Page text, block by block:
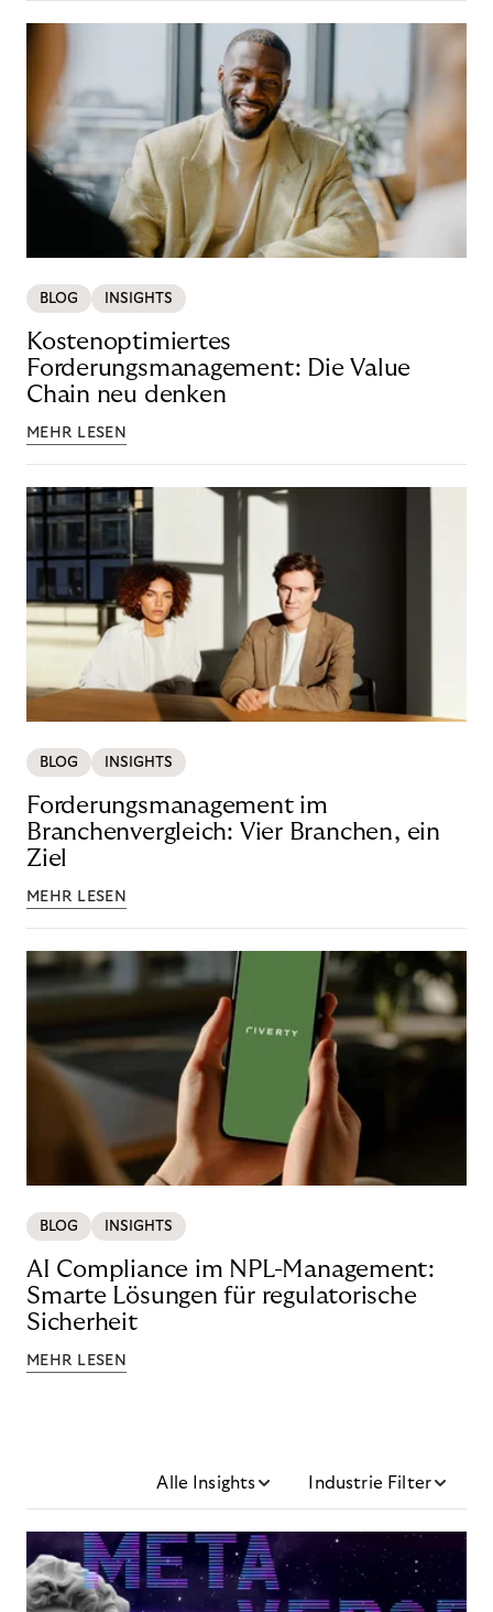
BLOG INSIGHTS
Kostenoptimiertes
Forderungsmanagement: Die Value
Chain neu denken
MEHR LESEN
BLOG INSIGHTS
Forderungsmanagement im
Branchenvergleich: Vier Branchen, ein
Ziel
MEHR LESEN
BLOG INSIGHTS
AI Compliance im NPL-Management:
Smarte Lösungen für regulatorische
Sicherheit
MEHR LESEN
Alle Insights Industrie Filter